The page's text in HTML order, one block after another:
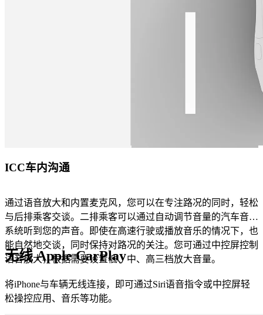
ICC车内沟通
通过语音放大和内置麦克风，您可以在专注路况的同时，轻松
与后排乘客交谈。二排乘客可以通过自动调节音量的汽车音响
系统听到您的声音。即使在高速行驶或播放音乐的情况下，也
能自然地交谈，同时保持对路况的关注。您可通过中控屏控制
语音放大，根据需要设置低、中、高三档放大音量。
无线 Apple CarPlay
将iPhone与车辆无线连接，即可通过Siri语音指令或中控屏轻
松操控应用、音乐等功能。